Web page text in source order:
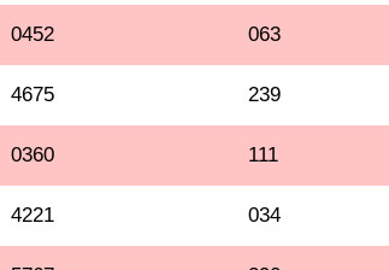
0452 063
4675 239
0360 111
4221 034